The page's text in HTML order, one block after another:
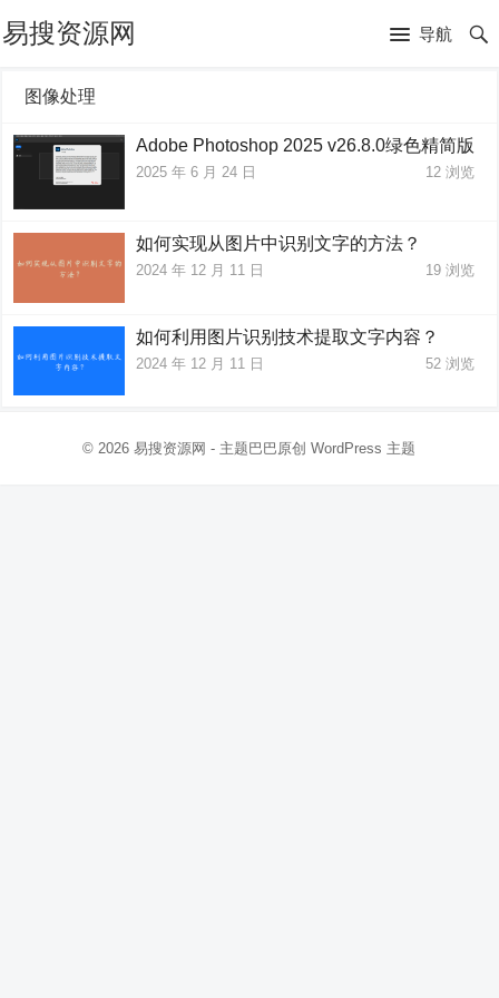
易搜资源网 导航
图像处理
Adobe Photoshop 2025 v26.8.0绿色精简版
2025 年 6 月 24 日 12浏览
如何实现从图片中识别文字的方法？
2024 年 12 月 11 日 19浏览
如何利用图片识别技术提取文字内容？
2024 年 12 月 11 日 52浏览
© 2026易搜资源网 - 主题巴巴原创WordPress 主题